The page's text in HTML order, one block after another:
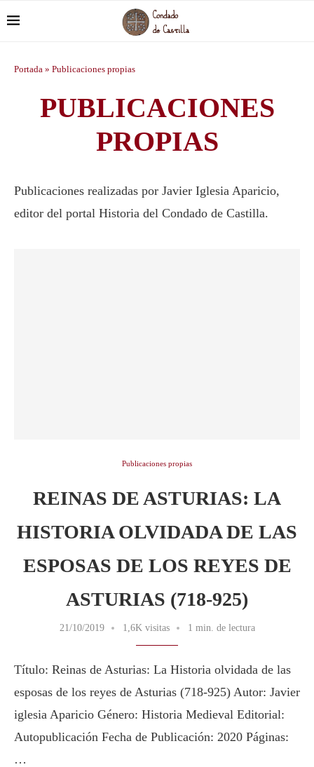
Portada » Publicaciones propias
PUBLICACIONES
PROPIAS
Publicaciones realizadas por Javier Iglesia Aparicio,
editor del portal Historia del Condado de Castilla.
Publicaciones propias
REINAS DE ASTURIAS: LA
HISTORIA OLVIDADA DE LAS
ESPOSAS DE LOS REYES DE
ASTURIAS (718-925)
21/10/2019 1,6K visitas 1 min. de lectura
Título: Reinas de Asturias: La Historia olvidada de las
esposas de los reyes de Asturias (718-925) Autor: Javier
iglesia Aparicio Género: Historia Medieval Editorial:
Autopublicación Fecha de Publicación: 2020 Páginas:
…